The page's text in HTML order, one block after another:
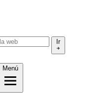
Ir
Menú